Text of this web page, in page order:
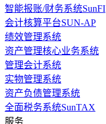
智能报账/财务系统SunFI
会计核算平台SUN-AP
绩效管理系统
资产管理核心业务系统
管理会计系统
实物管理系统
资产负债管理系统
全面税务系统SunTAX
服务